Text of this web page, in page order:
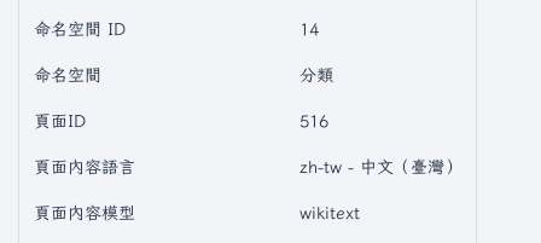
命名空間 ID 14
命名空間 分類
頁面ID 516
頁面內容語言 zh-tw - 中文（臺灣）
頁面內容模型 wikitext